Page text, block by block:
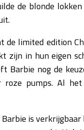
de blonde
de limited edition
zijn in hun eigen
Barbie nog de
roze pumps. Al
is verkrijgbaar